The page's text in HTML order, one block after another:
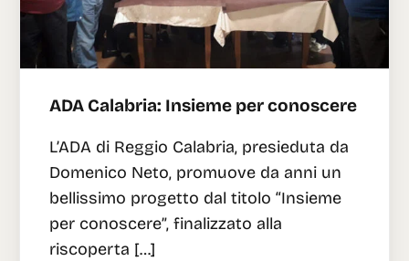
ADA Calabria: Insieme per conoscere
L’ADA di Reggio Calabria, presieduta da
Domenico Neto, promuove da anni un
bellissimo progetto dal titolo “Insieme
per conoscere”, finalizzato alla
riscoperta […]